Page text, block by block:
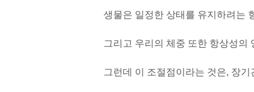
생물은 일정한 상태를 유지하려는
그리고 우리의 체중 또한 항상성의
그런데 이 조절점이라는 것은, 장